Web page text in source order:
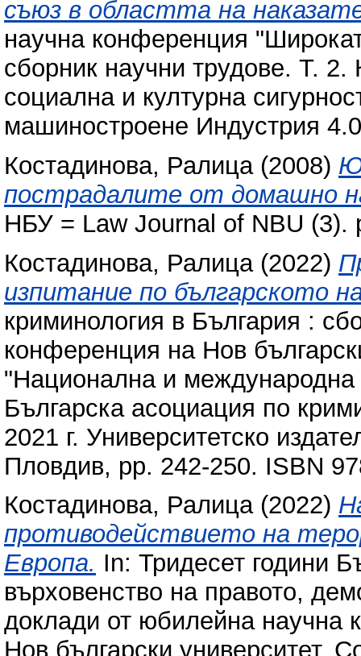
съюз в областта на
научна конференция
сборник научни трудове. Т. 2.
социална и културна
машиностроене Индустрия
Костадинова, Ралица(2008)
пострадалите от домашно
НБУ = Law Journal of NBU (3).
Костадинова, Ралица(2022)
изпитание по българското
криминология в България :
конференция на Нов
"Национална и международна
Българска асоциация по
2021 г. Университетско
Пловдив, pp. 242-250. ISBN
Костадинова, Ралица(2022)
противодействието на
Европа. In: Тридесет години
върховенство на правото,
доклади от юбилейна научна
Нов български университет,